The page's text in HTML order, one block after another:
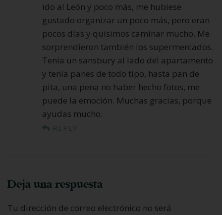
ido al León y poco más, me hubiese
gustado organizar un poco más, pero eran
pocos días y quisimos caminar mucho. Me
sorprendieron también los supermercados.
Tenía un sansbury al lado del apartamento
y tenía panes de todo tipo, hasta pan de
pita, una pena no haber hecho fotos, me
puede la emoción. Muchas gracias, porque
ayudas mucho.
REPLY
Deja una respuesta
Tu dirección de correo electrónico no será